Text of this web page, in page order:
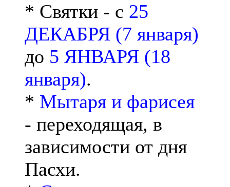
* Святки - с 25
ДЕКАБРЯ (7 января)
до 5 ЯНВАРЯ (18
января).
* Мытаря и фарисея
- переходящая, в
зависимости от дня
Пасхи.